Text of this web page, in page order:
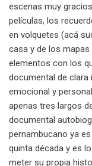
escenas muy
películas, los
en volquetes (acá
casa y de los
elementos con los
documental de
emocional y
apenas tres largos
documental
pernambucano ya
quinta década y es
meter su propia